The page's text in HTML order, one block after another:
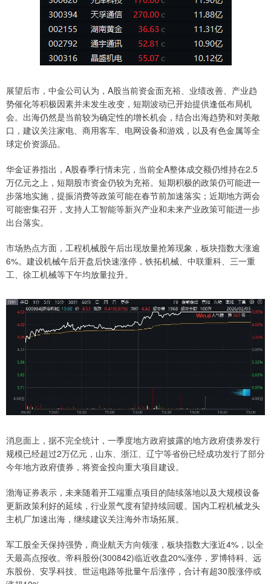
展望后市，中金公司认为，A股当前资金面充裕、业绩改善、产业趋
势催化等积极因素并未发生改变，短期波动已开始提供逢低布局机
会。出海仍然是当前较为确定性的增长机会，结合出海趋势和对美敞
口，建议关注家电、商用客车、电网设备和游戏，以及有色金属等全
球定价资源品。
华金证券指出，A股春季行情未完，当前全A整体成交额仍维持在2.5
万亿元之上，短期股市资金仍较为充裕。短期积极的政策仍可能进一
步落地实施，提振消费等政策可能在春节前加速落实；近期地方两会
可能密集召开，支持人工智能等新兴产业和未来产业政策可能进一步
出台落实。
市场热点方面，工程机械股午后出现放量抢筹现象，板块指数大涨逾
6%。建设机械午后开盘后快速涨停，铁拓机械、中联重科、三一重
工、徐工机械等下午均放量拉升。
消息面上，据不完全统计，一季度地方政府披露的地方政府债券发行
规模已经超过2万亿元，山东、浙江、辽宁等省份已经成功发行了部分
今年地方政府债券，将资金投向重大项目建设。
渤海证券表示，未来随着开工端重点项目的陆续落地以及大规模设备
更新政策利好的延续，行业景气度有望持续回暖。国内工程机械龙头
主机厂加速出海，继续建议关注海外市场拓展。
军工股全天保持强势，商业航天方向领涨，板块指数大涨近4%，以全
天最高点报收。帝科股份(300842)临近收盘20%涨停，罗博特科、远
东股份、安孚科技、世运电路等批量午后涨停，合计有超30股涨停或